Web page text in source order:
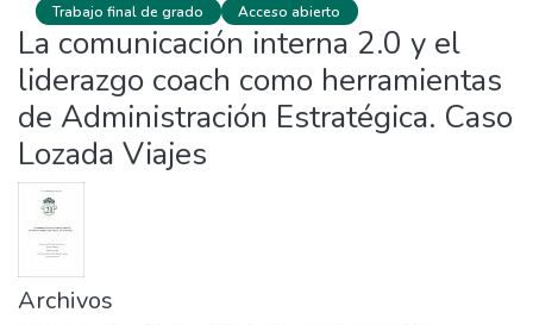
Trabajo final de grado Acceso abierto
La comunicación interna 2.0 y el
liderazgo coach como herramientas
de Administración Estratégica. Caso
Lozada Viajes
Archivos